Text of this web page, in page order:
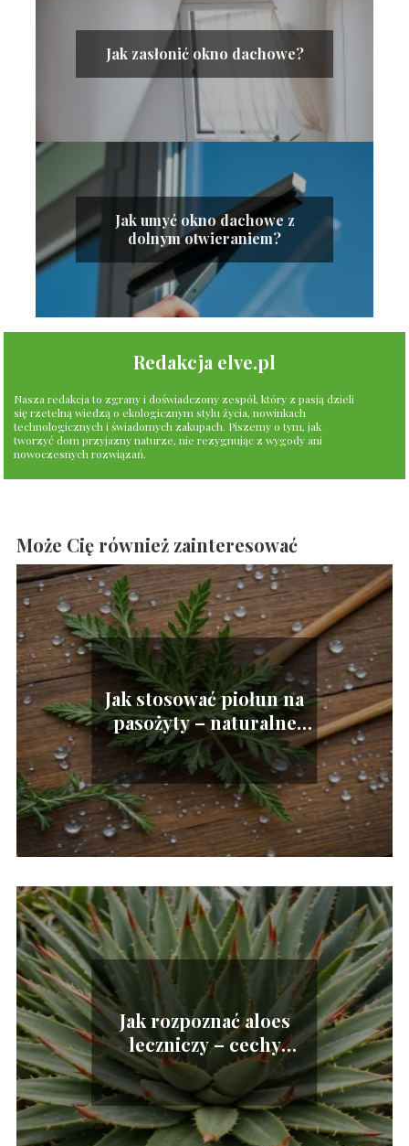
Jak zasłonić okno dachowe?
Jak umyć okno dachowe z
dolnym otwieraniem?
Redakcja elve.pl
Nasza redakcja to zgrany i doświadczony zespół, który z pasją dzieli
się rzetelną wiedzą o ekologicznym stylu życia, nowinkach
technologicznych i świadomych zakupach. Piszemy o tym, jak
tworzyć dom przyjazny naturze, nie rezygnując z wygody ani
nowoczesnych rozwiązań.
Może Cię również zainteresować
Jak stosować piołun na
pasożyty – naturalne
metody
Jak rozpoznać aloes
leczniczy – cechy
charakterystyczne